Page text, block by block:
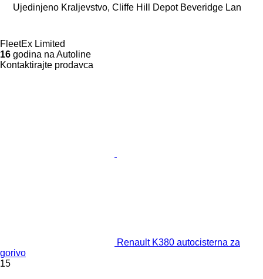
Ujedinjeno Kraljevstvo, Cliffe Hill Depot Beveridge Lan
FleetEx Limited
16 godina na Autoline
Kontaktirajte prodavca
Renault K380 autocisterna za
gorivo
15